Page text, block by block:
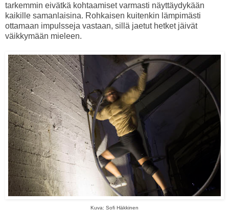
tarkemmin eivätkä kohtaamiset varmasti näyttäydykään
kaikille samanlaisina. Rohkaisen kuitenkin lämpimästi
ottamaan impulsseja vastaan, sillä jaetut hetket jäivät
väikkymään mieleen.
Kuva: Sofi Häkkinen